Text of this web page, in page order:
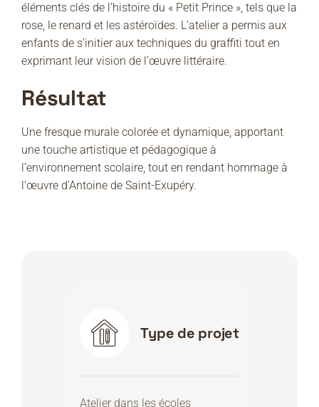
éléments clés de l’histoire du « Petit Prince », tels que la
rose, le renard et les astéroïdes. L’atelier a permis aux
enfants de s’initier aux techniques du graffiti tout en
exprimant leur vision de l’œuvre littéraire.
Résultat
Une fresque murale colorée et dynamique, apportant
une touche artistique et pédagogique à
l’environnement scolaire, tout en rendant hommage à
l’œuvre d’Antoine de Saint-Exupéry.
Type de projet
Atelier dans les écoles